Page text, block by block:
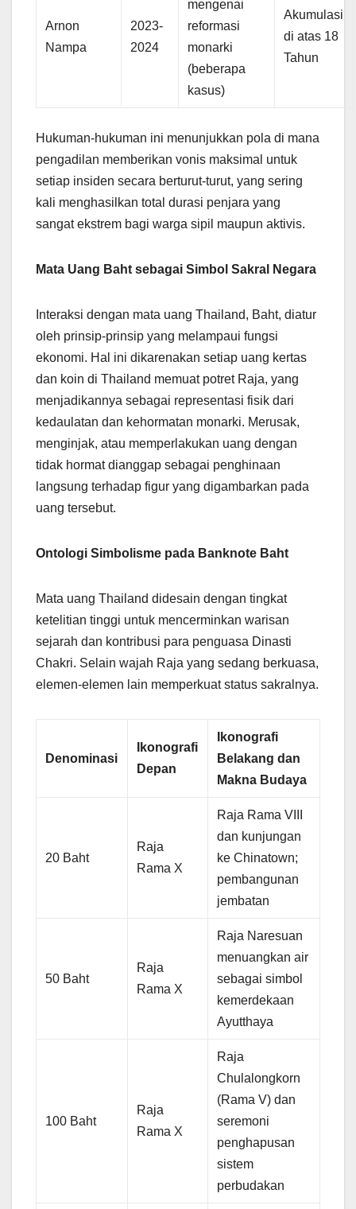
Arnon
Nampa
2023-
2024
mengenai
reformasi
monarki
(beberapa
kasus)
Akumulasi
di atas 18
Tahun
Hukuman-hukuman ini menunjukkan pola di mana
pengadilan memberikan vonis maksimal untuk
setiap insiden secara berturut-turut, yang sering
kali menghasilkan total durasi penjara yang
sangat ekstrem bagi warga sipil maupun aktivis.
Mata Uang Baht sebagai Simbol Sakral Negara
Interaksi dengan mata uang Thailand, Baht, diatur
oleh prinsip-prinsip yang melampaui fungsi
ekonomi. Hal ini dikarenakan setiap uang kertas
dan koin di Thailand memuat potret Raja, yang
menjadikannya sebagai representasi fisik dari
kedaulatan dan kehormatan monarki. Merusak,
menginjak, atau memperlakukan uang dengan
tidak hormat dianggap sebagai penghinaan
langsung terhadap figur yang digambarkan pada
uang tersebut.
Ontologi Simbolisme pada Banknote Baht
Mata uang Thailand didesain dengan tingkat
ketelitian tinggi untuk mencerminkan warisan
sejarah dan kontribusi para penguasa Dinasti
Chakri. Selain wajah Raja yang sedang berkuasa,
elemen-elemen lain memperkuat status sakralnya.
Denominasi
Ikonografi
Depan
Ikonografi
Belakang dan
Makna Budaya
20 Baht
Raja
Rama X
Raja Rama VIII
dan kunjungan
ke Chinatown;
pembangunan
jembatan
50 Baht
Raja
Rama X
Raja Naresuan
menuangkan air
sebagai simbol
kemerdekaan
Ayutthaya
100 Baht
Raja
Rama X
Raja
Chulalongkorn
(Rama V) dan
seremoni
penghapusan
sistem
perbudakan